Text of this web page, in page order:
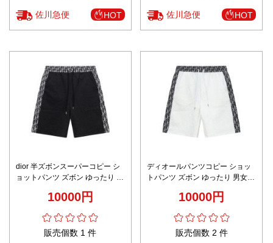
佐川急便 HOT 佐川急便 HOT
dior 半ズボンスーパーコピー シ
ョットパンツ ズボン ゆったり 男
10000円
販売個数 1 件
ディオールパンツコピー ショッ
トパンツ ズボン ゆったり 男女兼
10000円
販売個数 2 件